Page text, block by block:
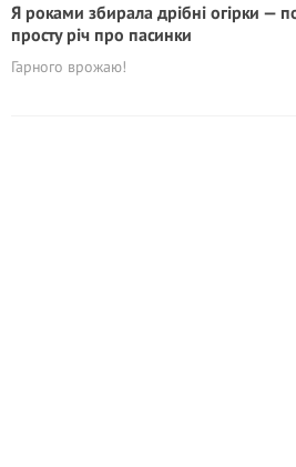
Я роками збирала дрібні огірки —
просту річ про пасинки
Гарного врожаю!